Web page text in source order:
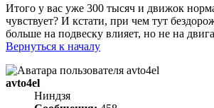
Итого у вас уже 300 тысяч и движок
чувствует? И кстати, при чем тут
больше на подвеску влияет, но не на
Вернуться к началу
avto4el
Ниндзя